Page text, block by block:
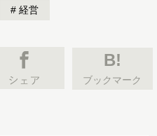
経営
B!
ブックマーク